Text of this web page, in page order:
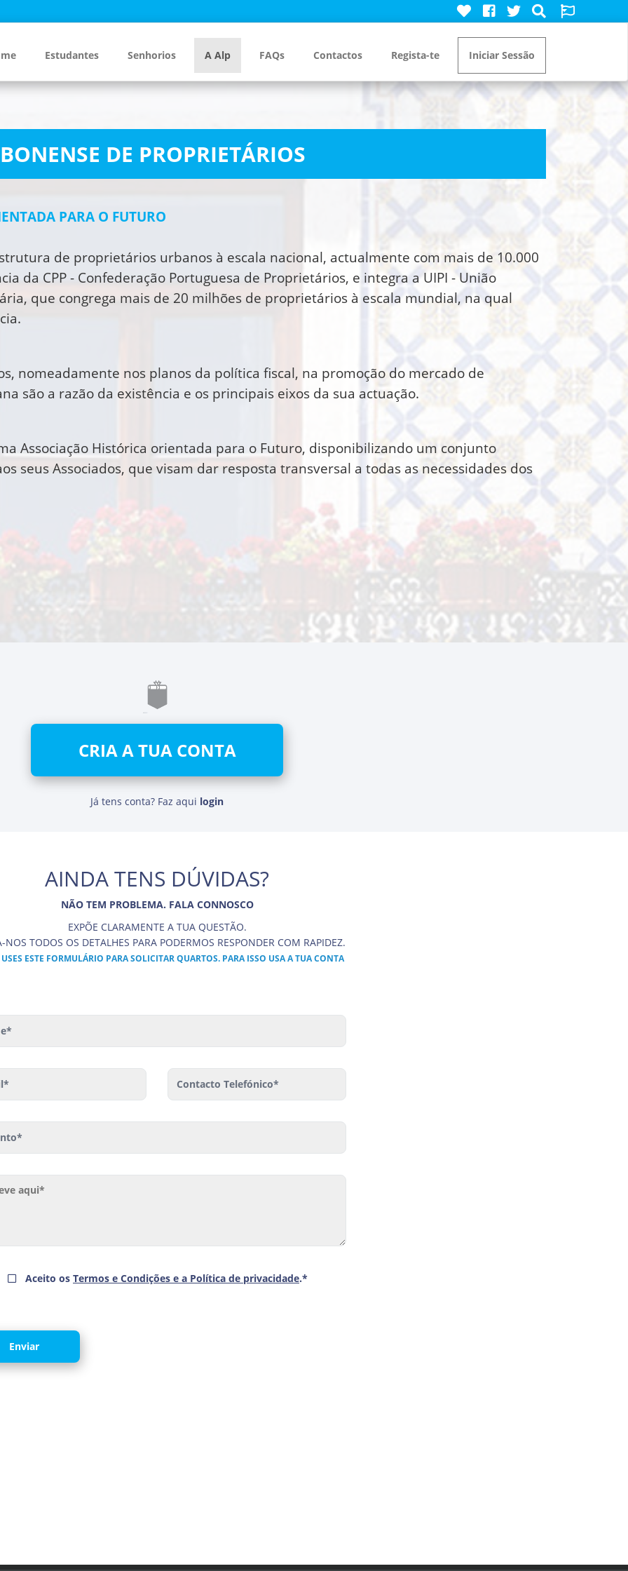
Estudantes Senhorios A Alp FAQs Contactos Regista-te Iniciar Sessão
DE PROPRIETÁRIOS
PARA O FUTURO
de proprietários urbanos à escala nacional, actualmente com mais de 10.000
da CPP - Confederação Portuguesa de Proprietários, e integra a UIPI - União
que congrega mais de 20 milhões de proprietários à escala mundial, na qual
nomeadamente nos planos da política fiscal, na promoção do mercado de
são a razão da existência e os principais eixos da sua actuação.
Associação Histórica orientada para o Futuro, disponibilizando um conjunto
seus Associados, que visam dar resposta transversal a todas as necessidades dos
CRIA A TUA CONTA
Já tens conta? Faz aqui login
AINDA TENS DÚVIDAS?
NÃO TEM PROBLEMA. FALA CONNOSCO
EXPÕE CLARAMENTE A TUA QUESTÃO.
NOS TODOS OS DETALHES PARA PODERMOS RESPONDER COM RAPIDEZ.
ESTE FORMULÁRIO PARA SOLICITAR QUARTOS. PARA ISSO USA A TUA CONTA
Aceito os Termos e Condições e a Política de privacidade.*
Enviar